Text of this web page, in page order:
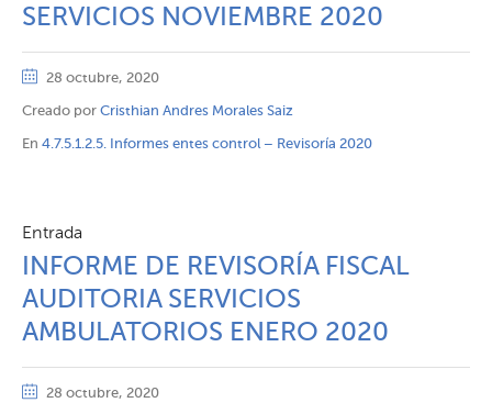
SERVICIOS NOVIEMBRE 2020
28 octubre, 2020
Creado por Cristhian Andres Morales Saiz
En 4.7.5.1.2.5. Informes entes control – Revisoría 2020
Entrada
INFORME DE REVISORÍA FISCAL
AUDITORIA SERVICIOS
AMBULATORIOS ENERO 2020
28 octubre, 2020